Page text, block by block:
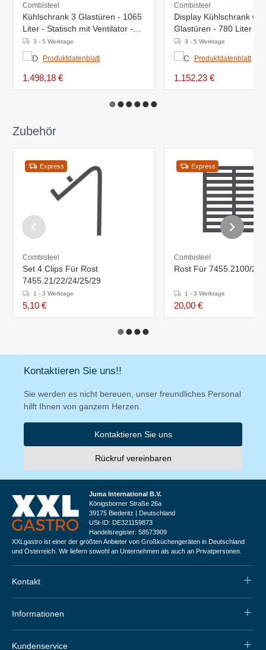
Combisteel
Kühlschrank 3 Glastüren - 1065
Liter - Statisch mit Ventilator -
1600x610x(h)1973mm
3 - 5 Werktage
Produktdatenblatt
1.498,18 €
Combisteel
Display Kühlschrank
Glastüren - 780 Liter -
1120x595x(h)2100mm -
3 - 5 Werktage
Produktdatenblatt
1.152,23 €
Zubehör
Express
Combisteel
Set 4 Clips Für Rost
7455.21/22/24/25/29
1 - 3 Werktage
5,10 €
Express
Combisteel
Rost Für 7455.2100/
1 - 3 Werktage
20,00 €
Kontaktieren Sie uns!!
Sie werden es nicht bereuen, unser freundliches Personal
hilft Ihnen von ganzem Herzen.
Kontaktieren Sie uns
Rückruf vereinbaren
Juma International B.V.
Königsborner Straße 26a
39175 Biederitz | Deutschland
USt-ID: DE321159873
Handelsregister: 58573909
XXLgastro ist einer der größten Anbieter von Großküchengeräten in Deutschland
und Österreich. Wir liefern sowohl an Unternehmen als auch an Privatpersonen.
Kontakt
Informationen
Kundenservice